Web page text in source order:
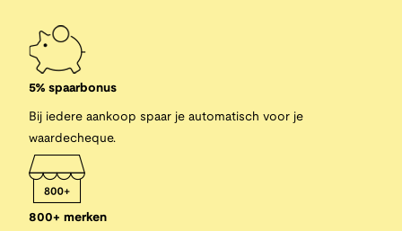
5% spaarbonus
Bij iedere aankoop spaar je automatisch voor je
waardecheque.
800+ merken